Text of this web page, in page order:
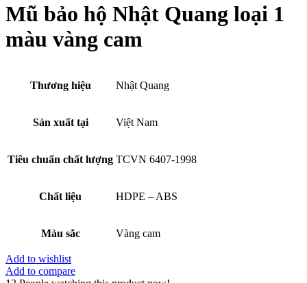
Mũ bảo hộ Nhật Quang loại 1
màu vàng cam
Thương hiệu Nhật Quang
Sản xuất tại Việt Nam
Tiêu chuẩn chất lượng TCVN 6407-1998
Chất liệu HDPE – ABS
Màu sắc Vàng cam
Add to wishlist
Add to compare